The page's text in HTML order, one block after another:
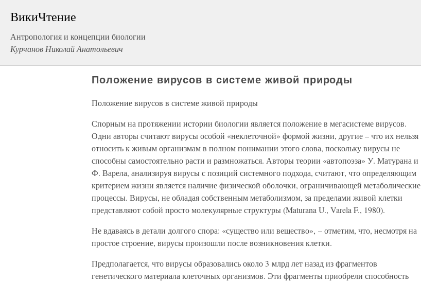
ВикиЧтение
Антропология и концепции биологии
Курчанов Николай Анатольевич
Положение вирусов в системе живой природы
Положение вирусов в системе живой природы
Спорным на протяжении истории биологии является положение в мегасистеме вирусов.
Одни авторы считают вирусы особой «неклеточной» формой жизни, другие – что их нельзя
относить к живым организмам в полном понимании этого слова, поскольку вирусы не
способны самостоятельно расти и размножаться. Авторы теории «автопоэза» У. Матурана и
Ф. Варела, анализируя вирусы с позиций системного подхода, считают, что определяющим
критерием жизни является наличие физической оболочки, ограничивающей метаболические
процессы. Вирусы, не обладая собственным метаболизмом, за пределами живой клетки
представляют собой просто молекулярные структуры (Maturana U., Varela F., 1980).
Не вдаваясь в детали долгого спора: «существо или вещество», – отметим, что, несмотря на
простое строение, вирусы произошли после возникновения клетки.
Предполагается, что вирусы образовались около 3 млрд лет назад из фрагментов
генетического материала клеточных организмов. Эти фрагменты приобрели способность